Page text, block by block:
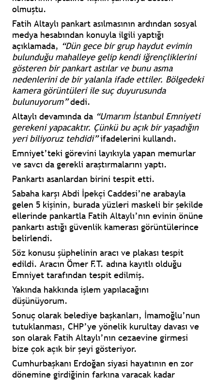
olmuştu.
Fatih Altaylı pankart asılmasının ardından sosyal
medya hesabından konuyla ilgili yaptığı
açıklamada, “Dün gece bir grup haydut evimin
bulunduğu mahalleye gelip kendi iğrençliklerini
gösteren bir pankart astılar ve bunu asma
nedenlerini de bir yalanla ifade ettiler. Bölgedeki
kamera görüntüleri ile suç duyurusunda
bulunuyorum”dedi.
Altaylı devamında da “Umarım İstanbul Emniyeti
gerekeni yapacaktır. Çünkü bu açık bir yaşadığın
yeri biliyoruz tehdidi”ifadelerini kullandı.
Emniyet’teki görevini layıkıyla yapan memurlar
ve savcı da gerekli araştırmalarını yaptı.
Pankartı asanlardan birini tespit etti.
Sabaha karşı Abdi İpekçi Caddesi’ne arabayla
gelen 5 kişinin, burada yüzleri maskeli bir şekilde
ellerinde pankartla Fatih Altaylı’nın evinin önüne
pankartı astığı güvenlik kamerası görüntülerince
belirlendi.
Söz konusu şüphelinin aracı ve plakası tespit
edildi. Aracın Ömer F.T. adına kayıtlı olduğu
Emniyet tarafından tespit edilmiş.
Yakında hakkında işlem yapılacağını
düşünüyorum.
Sonuç olarak belediye başkanları, İmamoğlu’nun
tutuklanması, CHP’ye yönelik kurultay davası ve
son olarak Fatih Altaylı’nın cezaevine girmesi
bize çok açık bir şeyi gösteriyor.
Cumhurbaşkanı Erdoğan siyasi hayatının en zor
dönemine girdiğinin farkına varacak kadar